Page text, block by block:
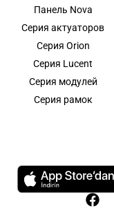
Панель Nova
Серия актуаторов
Серия Orion
Серия Lucent
Серия модулей
Серия рамок